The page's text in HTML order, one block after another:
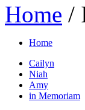
Home /
Home
Cailyn
Niah
Amy
in Memoriam